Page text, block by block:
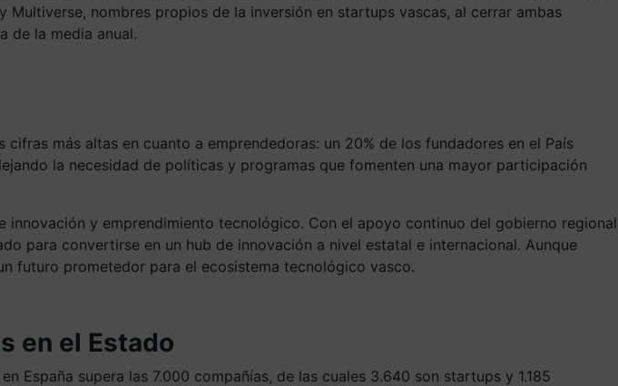
nombres propios de la inversión en startups vascas, al cerrar ambas
de la media anual.
más altas en cuanto a emprendedoras: un 20% de los fundadores en el País
la necesidad de políticas y programas que fomenten una mayor participación
y emprendimiento tecnológico. Con el apoyo continuo del gobierno regional
para convertirse en un hub de innovación a nivel estatal e internacional. Aunque
futuro prometedor para el ecosistema tecnológico vasco.
en el Estado
España supera las 7.000 compañías, de las cuales 3.640 son startups y 1.185